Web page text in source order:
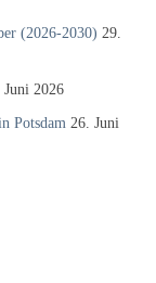
(2026-2030) 29.
Juni 2026
Potsdam 26. Juni